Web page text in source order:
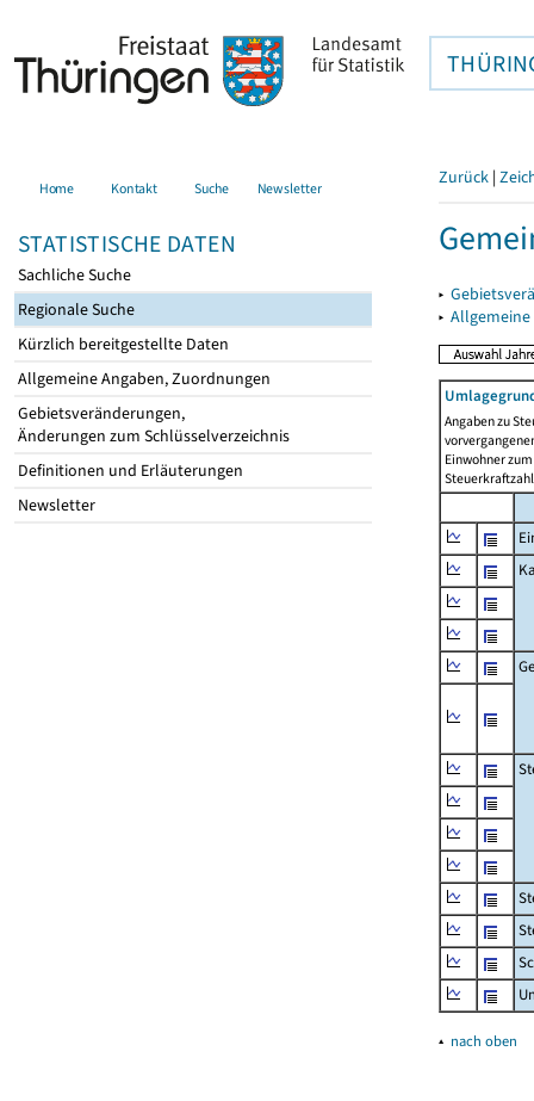
Home Kontakt Suche Newsletter
STATISTISCHE DATEN
Sachliche Suche
Regionale Suche
Kürzlich bereitgestellte Daten
Allgemeine Angaben, Zuordnungen
Gebietsveränderungen,
Änderungen zum Schlüsselverzeichnis
Definitionen und Erläuterungen
Newsletter
Zurück |
▸
▸
Angaben zu
Einwohner
▴ nach oben